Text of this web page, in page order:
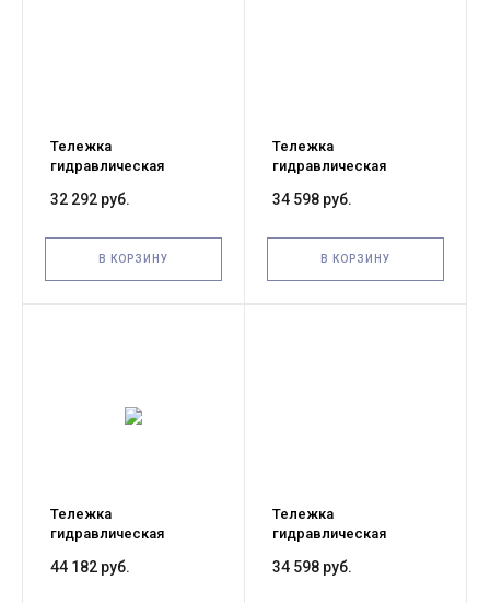
Тележка
гидравлическая
800x450 мм
32 292 руб.
В КОРЗИНУ
Тележка
гидравлическая
1150х450 мм
34 598 руб.
В КОРЗИНУ
Тележка
гидравлическая
900х406 мм XILIN BFZ
44 182 руб.
Тележка
гидравлическая
1150х450 мм
34 598 руб.